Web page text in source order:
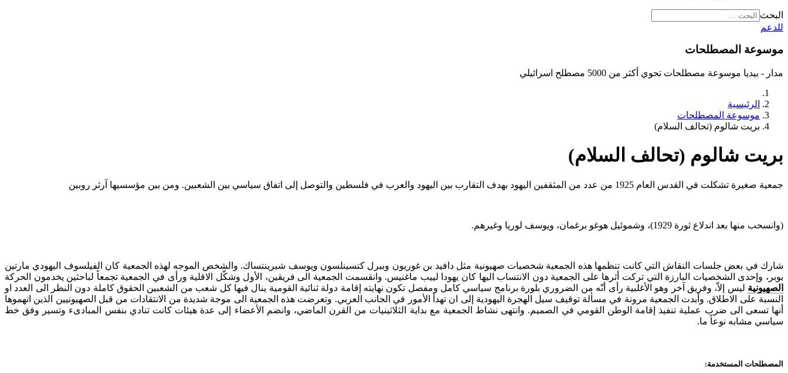
البحث
للدعم
موسوعة المصطلحات
مدار - بيديا موسوعة مصطلحات تحوي أكثر من 5000 مصطلح اسرائيلي
الرئيسية
موسوعة المصطلحات
بريت شالوم (تحالف السلام)
بريت شالوم (تحالف السلام)
جمعية صغيرة تشكلت في القدس العام 1925 من عدد من المثقفين اليهود بهدف التقارب بين اليهود والعرب في فلسطين والتوصل إلى اتفاق سياسي بين الشعبين. ومن بين مؤسسيها آرثر روبين
(وانسحب منها بعد اندلاع ثورة 1929)، وشموئيل هوغو برغمان، ويوسف لوريا وغيرهم.
شارك في بعض جلسات النقاش التي كانت تنظمها هذه الجمعية شخصيات صهيونية مثل دافيد بن غوريون وبيرل كتسينلسون ويوسف شبرينتساك. والشخص الموجه لهذه الجمعية كان الفيلسوف اليهودي مارتين
بوبر، وإحدى الشخصيات البارزة التي تركت أثرها على الجمعية دون الانتساب اليها كان يهودا لييب ماغنيس. وانقسمت الجمعية الى فريقين، الأول وشكّل الاقلية ورأى في الجمعية تجمعاً لباحثين يخدمون الحركة
الصهيونية ليس إلاّ، وفريق آخر وهو الأغلبية رأى أنّه من الضروري بلورة برنامج سياسي كامل ومفصل تكون نهايته إقامة دولة ثنائية القومية ينال فيها كل شعب من الشعبين الحقوق كاملة دون النظر الى العدد او
النسبة على الاطلاق. وأبدت الجمعية مرونة في مسألة توقيف سيل الهجرة اليهودية إلى ان تهدأ الأمور في الجانب العربي. وتعرضت هذه الجمعية الى موجة شديدة من الانتقادات من قبل الصهيونيين الذين اتهموها
أنها تسعى الى ضرب عملية تنفيذ إقامة الوطن القومي في الصميم. وانتهى نشاط الجمعية مع بداية الثلاثينيات من القرن الماضي، وانضم الأعضاء إلى عدة هيئات كانت تنادي بنفس المبادىء وتسير وفق خط
سياسي مشابه نوعاً ما.
المصطلحات المستخدمة: